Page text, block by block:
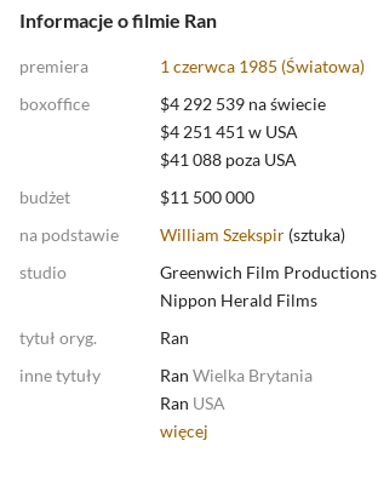
Informacje o filmie Ran
premiera
1 czerwca 1985 (Światowa)
boxoffice
$4 292 539 na świecie
$4 251 451 w USA
$41 088 poza USA
budżet
$11 500 000
na podstawie
William Szekspir (sztuka)
studio
Greenwich Film Productions
Nippon Herald Films
tytuł oryg.
Ran
inne tytuły
Ran Wielka Brytania
Ran USA
więcej